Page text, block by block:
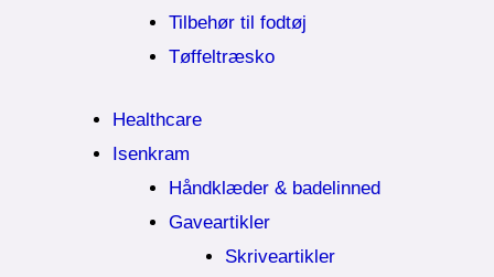
Tilbehør til fodtøj
Tøffeltræsko
Healthcare
Isenkram
Håndklæder & badelinned
Gaveartikler
Skriveartikler